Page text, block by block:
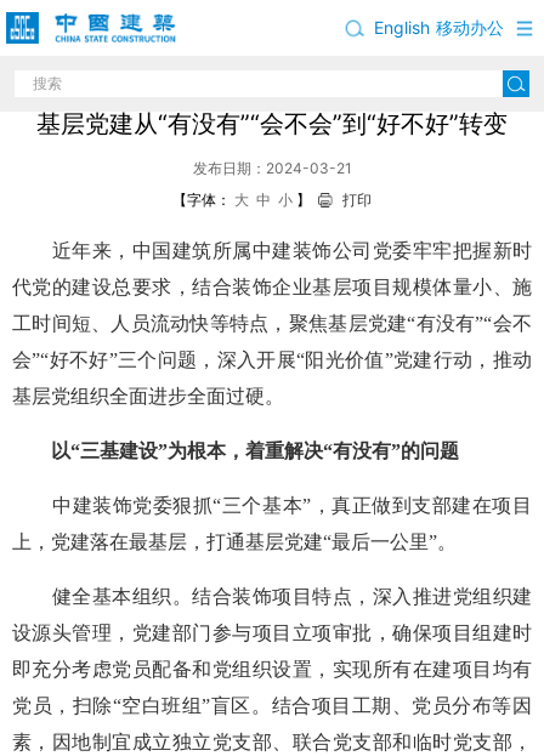
移动办公
English
【高质量党建引领高质量发展】中建装饰：推动
基层党建从“有没有”“会不会”到“好不好”转变
发布日期：2024-03-21
【字体： 大 中 小 】 打印
近年来，中国建筑所属中建装饰公司党委牢牢把握新时
代党的建设总要求，结合装饰企业基层项目规模体量小、施
工时间短、人员流动快等特点，聚焦基层党建“有没有”“会不
会”“好不好”三个问题，深入开展“阳光价值”党建行动，推动
基层党组织全面进步全面过硬。
以“三基建设”为根本，着重解决“有没有”的问题
中建装饰党委狠抓“三个基本”，真正做到支部建在项目
上，党建落在最基层，打通基层党建“最后一公里”。
健全基本组织。结合装饰项目特点，深入推进党组织建
设源头管理，党建部门参与项目立项审批，确保项目组建时
即充分考虑党员配备和党组织设置，实现所有在建项目均有
党员，扫除“空白班组”盲区。结合项目工期、党员分布等因
素，因地制宜成立独立党支部、联合党支部和临时党支部，